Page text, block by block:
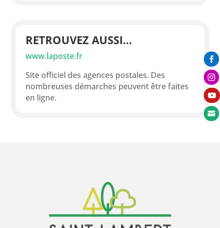




RETROUVEZ AUSSI…
www.laposte.fr
Site officiel des agences postales. Des
nombreuses démarches peuvent être faites
en ligne.